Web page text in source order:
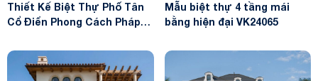
Thiết Kế Biệt Thự Phố Tân
Cổ Điển Phong Cách Pháp
Mẫu biệt thự 4 tầng mái
bằng hiện đại VK24065